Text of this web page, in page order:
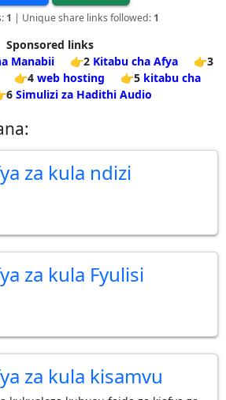
1 | Unique share links followed: 1
Sponsored links
Manabii 👉2 Kitabu cha Afya
👉3
👉4 web hosting 👉5 kitabu cha
Simulizi za Hadithi Audio
za kula ndizi
za kula Fyulisi
za kula kisamvu